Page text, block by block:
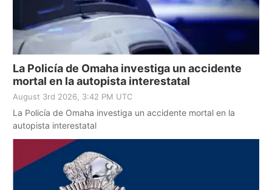
La Policía de Omaha investiga un accidente
mortal en la autopista interestatal
August 3rd 2026, 3:42 PM UTC
La Policía de Omaha investiga un accidente mortal en la
autopista interestatal